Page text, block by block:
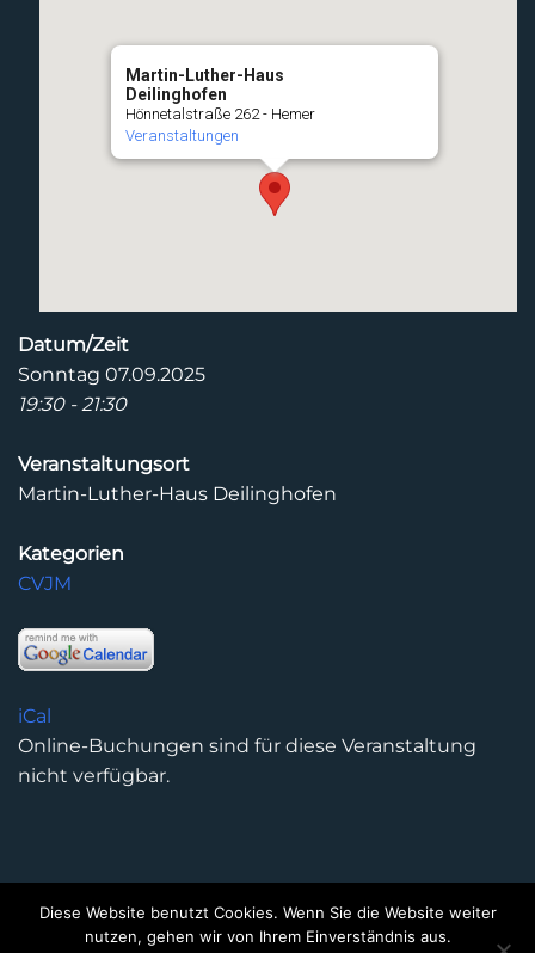
Martin-Luther-Haus
Deilinghofen
Hönnetalstraße 262 - Hemer
Veranstaltungen
Datum/Zeit
Sonntag 07.09.2025
19:30 - 21:30
Veranstaltungsort
Martin-Luther-Haus Deilinghofen
Kategorien
CVJM
iCal
Online-Buchungen sind für diese Veranstaltung
nicht verfügbar.
DATENSCHUTZERKLÄRUNG IMPRESSUM KONTAKT
Diese Website benutzt Cookies. Wenn Sie die Website weiter
nutzen, gehen wir von Ihrem Einverständnis aus.